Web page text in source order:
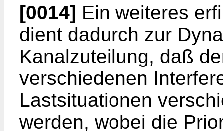
[0014] Ein weiteres
dient dadurch zur
Kanalzuteilung, daß
verschiedenen
Lastsituationen
werden, wobei die